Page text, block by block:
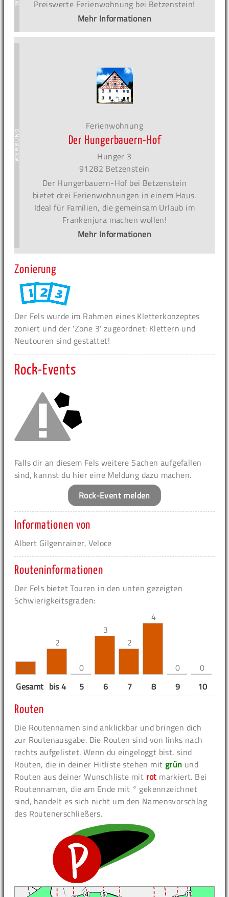
Preiswerte Ferienwohnung bei Betzenstein!
Mehr Informationen
Ferienwohnung
Der Hungerbauern-Hof
Hunger 3
91282 Betzenstein
Der Hungerbauern-Hof bei Betzenstein
bietet drei Ferienwohnungen in einem Haus.
Ideal für Familien, die gemeinsam Urlaub im
Frankenjura machen wollen!
Mehr Informationen
Zonierung
Der Fels wurde im Rahmen eines Kletterkonzeptes
zoniert und der 'Zone 3' zugeordnet: Klettern und
Neutouren sind gestattet!
Rock-Events
Falls dir an diesem Fels weitere Sachen aufgefallen
sind, kannst du hier eine Meldung dazu machen.
Rock-Event melden
Informationen von
Albert Gilgenrainer, Veloce
Routeninformationen
Der Fels bietet Touren in den unten gezeigten
Schwierigkeitsgraden:
11
2
0
3
2
4
0 0
Gesamt bis 4 5 6 7 8 9 10
Routen
Die Routennamen sind anklickbar und bringen dich
zur Routenausgabe. Die Routen sind von links nach
rechts aufgelistet. Wenn du eingeloggt bist, sind
Routen, die in deiner Hitliste stehen mit grün und
Routen aus deiner Wunschliste mit rot markiert. Bei
Routennamen, die am Ende mit ° gekennzeichnet
sind, handelt es sich nicht um den Namensvorschlag
des Routenerschließers.